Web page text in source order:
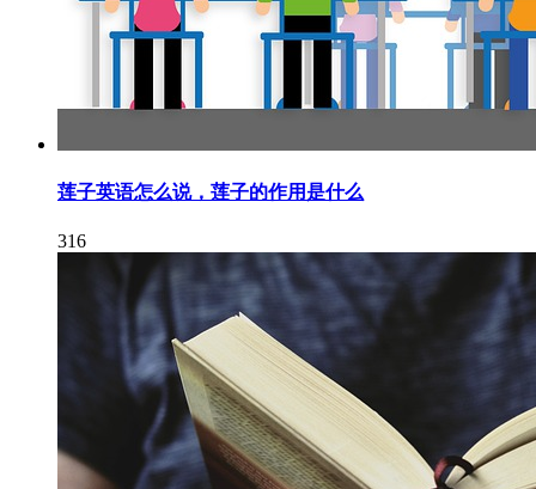
莲子英语怎么说，莲子的作用是什么
316